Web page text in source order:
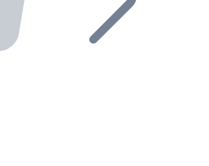
API nel tuo ecosistema.
rete di rivenditori e
del tuo progetto al nostro servizio di